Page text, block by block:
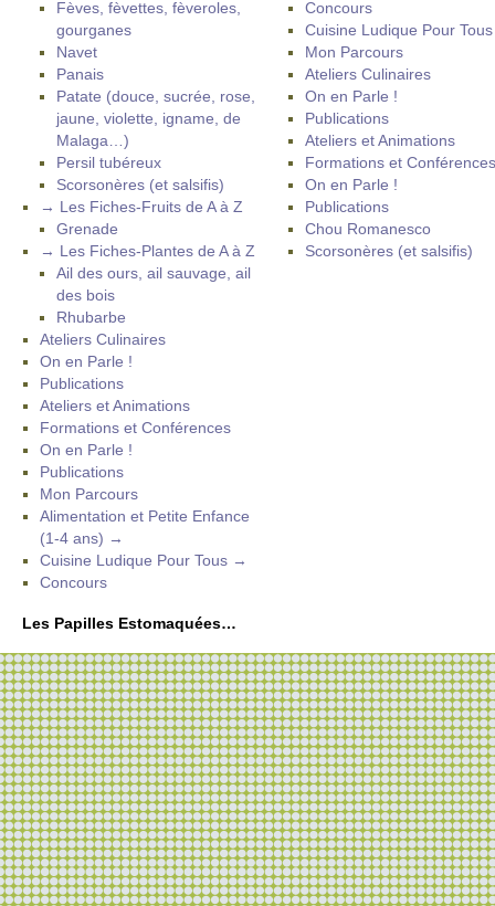
Fèves, fèvettes, fèveroles,
gourganes
Navet
Panais
Patate (douce, sucrée, rose,
jaune, violette, igname, de
Malaga…)
Persil tubéreux
Scorsonères (et salsifis)
→ Les Fiches-Fruits de A à Z
Grenade
→ Les Fiches-Plantes de A à Z
Ail des ours, ail sauvage, ail
des bois
Rhubarbe
Ateliers Culinaires
On en Parle !
Publications
Ateliers et Animations
Formations et Conférences
On en Parle !
Publications
Mon Parcours
Alimentation et Petite Enfance
(1-4 ans) →
Cuisine Ludique Pour Tous →
Concours
Concours
Cuisine Ludique Pour
Mon Parcours
Ateliers Culinaires
On en Parle !
Publications
Ateliers et Animations
Formations et Conférences
On en Parle !
Publications
Chou Romanesco
Scorsonères (et salsifis)
Les Papilles Estomaquées…